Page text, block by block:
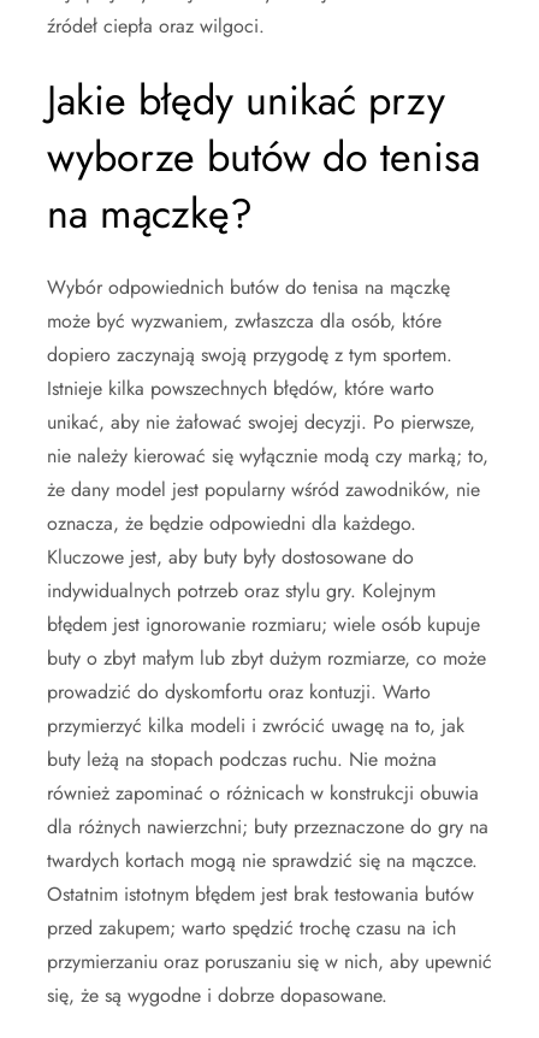
źródeł ciepła oraz wilgoci.
Jakie błędy unikać przy
wyborze butów do tenisa
na mączkę?
Wybór odpowiednich butów do tenisa na mączkę
może być wyzwaniem, zwłaszcza dla osób, które
dopiero zaczynają swoją przygodę z tym sportem.
Istnieje kilka powszechnych błędów, które warto
unikać, aby nie żałować swojej decyzji. Po pierwsze,
nie należy kierować się wyłącznie modą czy marką; to,
że dany model jest popularny wśród zawodników, nie
oznacza, że będzie odpowiedni dla każdego.
Kluczowe jest, aby buty były dostosowane do
indywidualnych potrzeb oraz stylu gry. Kolejnym
błędem jest ignorowanie rozmiaru; wiele osób kupuje
buty o zbyt małym lub zbyt dużym rozmiarze, co może
prowadzić do dyskomfortu oraz kontuzji. Warto
przymierzyć kilka modeli i zwrócić uwagę na to, jak
buty leżą na stopach podczas ruchu. Nie można
również zapominać o różnicach w konstrukcji obuwia
dla różnych nawierzchni; buty przeznaczone do gry na
twardych kortach mogą nie sprawdzić się na mączce.
Ostatnim istotnym błędem jest brak testowania butów
przed zakupem; warto spędzić trochę czasu na ich
przymierzaniu oraz poruszaniu się w nich, aby upewnić
się, że są wygodne i dobrze dopasowane.